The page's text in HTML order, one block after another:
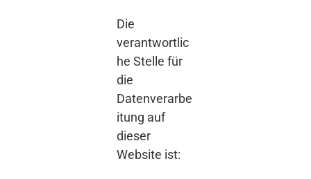
Die
verantwortlic
he Stelle für
die
Datenverarbe
itung auf
dieser
Website ist: